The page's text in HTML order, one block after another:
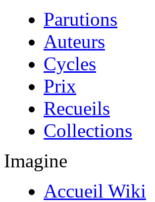
Parutions
Auteurs
Cycles
Prix
Recueils
Collections
Imagine
Accueil Wiki